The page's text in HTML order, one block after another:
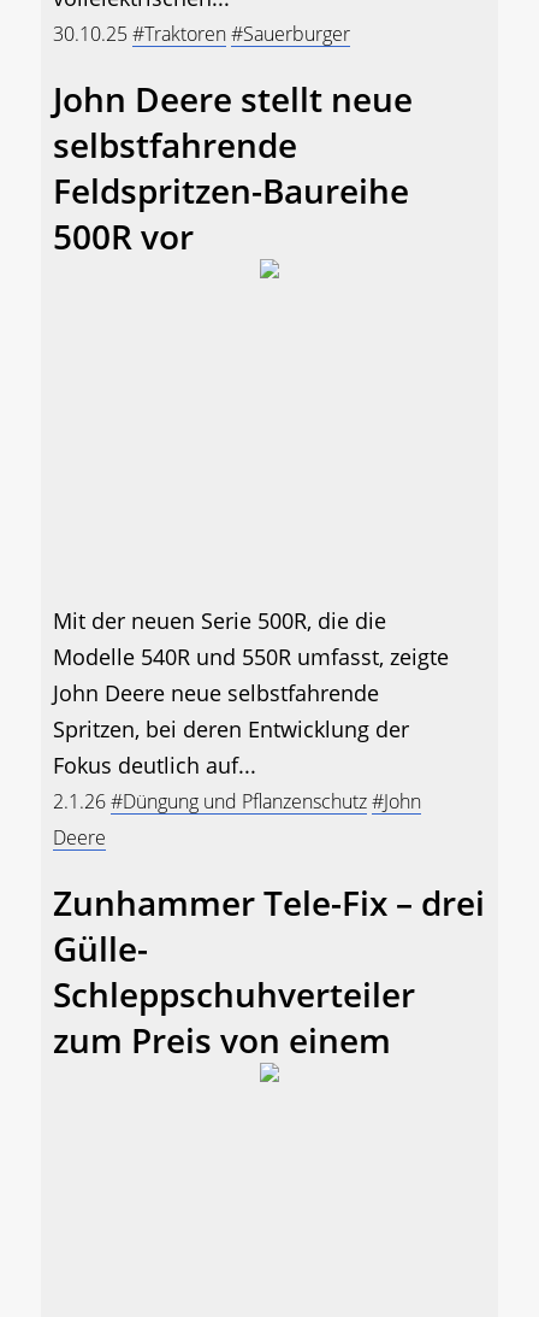
30.10.25#Traktoren#Sauerburger
John Deere stellt neue
selbstfahrende
Feldspritzen-Baureihe
500R vor
Mit der neuen Serie 500R, die die
Modelle 540R und 550R umfasst, zeigte
John Deere neue selbstfahrende
Spritzen, bei deren Entwicklung der
Fokus deutlich auf...
2.1.26#Düngung und Pflanzenschutz#John
Deere
Zunhammer Tele-Fix – drei
Gülle-
Schleppschuhverteiler
zum Preis von einem